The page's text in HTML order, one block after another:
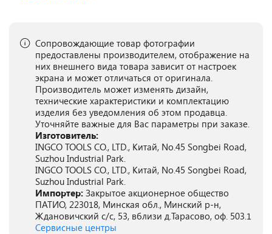
Сопровождающие товар фотографии
предоставлены производителем, отображение на
них внешнего вида товара зависит от настроек
экрана и может отличаться от оригинала.
Производитель может изменять дизайн,
технические характеристики и комплектацию
изделия без уведомления об этом продавца.
Уточняйте важные для Вас параметры при заказе.
Изготовитель:
INGCO TOOLS CO., LTD., Китай, No.45 Songbei Road,
Suzhou Industrial Park.
INGCO TOOLS CO., LTD., Китай, No.45 Songbei Road,
Suzhou Industrial Park.
Импортер: Закрытое акционерное общество
ПАТИО, 223018, Минская обл., Минский р-н,
Ждановичский с/с, 53, вблизи д.Тарасово, оф. 503.1
Сервисные центры